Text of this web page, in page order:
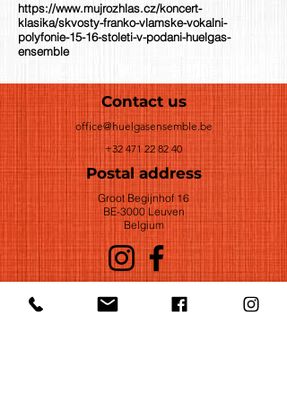
https://www.mujrozhlas.cz/koncert-
klasika/skvosty-franko-vlamske-vokalni-
polyfonie-15-16-stoleti-v-podani-huelgas-
ensemble
Contact us
office@huelgasensemble.be
+32 471 22 82 40
Postal address
Groot Begijnhof 16
BE-3000 Leuven
Belgium
©2022 by Huelgas Ensemble